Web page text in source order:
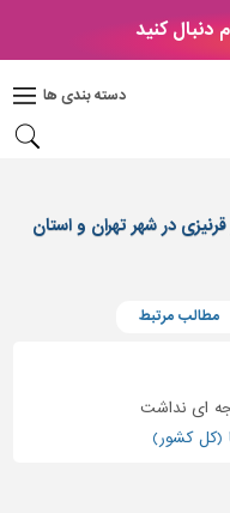
دنبال کنید
دسته بندی ها
در شهر تهران و استان
مطالب مرتبط
ای نداشت
(کل کشور)